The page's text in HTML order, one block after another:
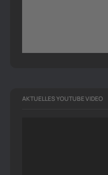
AKTUELLES YOUTUBE VIDEO